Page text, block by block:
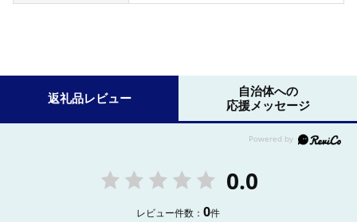
返礼品レビュー
自治体への
応援メッセージ
0.0
レビュー件数：0件